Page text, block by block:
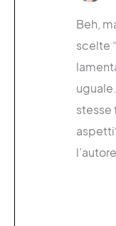
Beh,
scelte
stesse